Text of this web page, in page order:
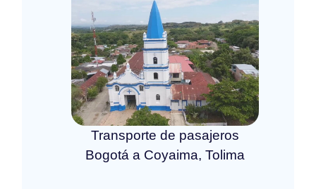
Transporte de pasajeros
Bogotá a Coyaima, Tolima